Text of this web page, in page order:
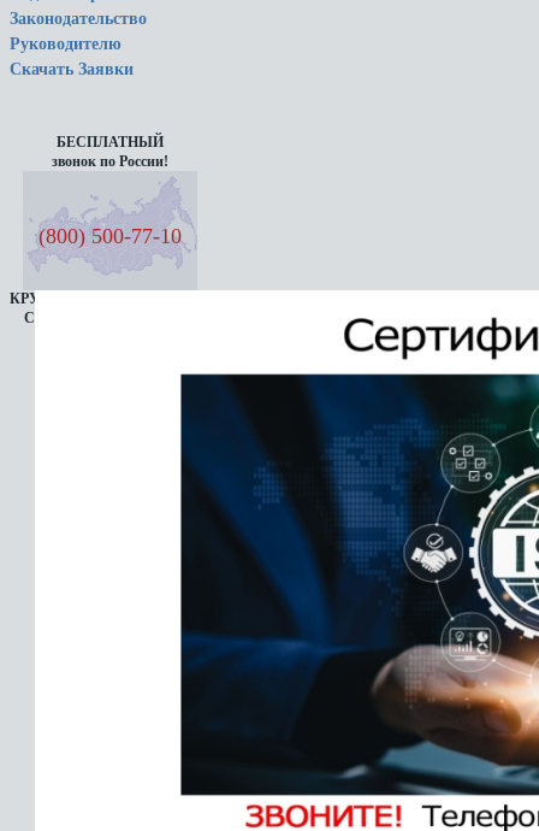
Законодательство
Руководителю
Скачать Заявки
БЕСПЛАТНЫЙ
звонок по России!
(800) 500-77-10
КРУГЛОСУТОЧНАЯ ЛИНИЯ
СЕМЬ ДНЕЙ В НЕДЕЛЮ